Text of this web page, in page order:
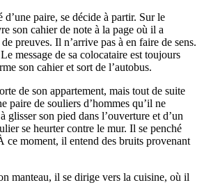
paire, se décide à partir. Sur le
son cahier de note à la page où il a
preuves. Il n’arrive pas à en faire de sens.
message de sa colocataire est toujours
son cahier et sort de l’autobus.
de son appartement, mais tout de suite
paire de souliers d’hommes qu’il ne
glisser son pied dans l’ouverture et d’un
se heurter contre le mur. Il se penché
ce moment, il entend des bruits provenant
manteau, il se dirige vers la cuisine, où il